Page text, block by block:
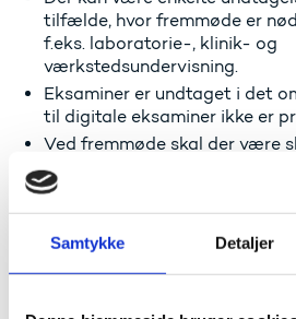
Samtykke Detaljer
tilfælde, hvor fremmøde er
f.eks. laboratorie-, klinik- og
værkstedsundervisning.
Eksaminer er undtaget i det
til digitale eksaminer ikke er
Ved fremmøde skal der være
opmærksomhed på ikke at
symptomer på sygdom,
afstand og mundbind. Der er
af mundbind eller visir på
uddannelsesinstitutionerne.